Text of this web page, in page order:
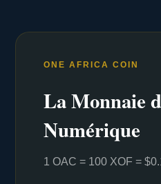
ONE AFRICA COIN
La Monnaie
Numérique
1 OAC = 100 XOF =